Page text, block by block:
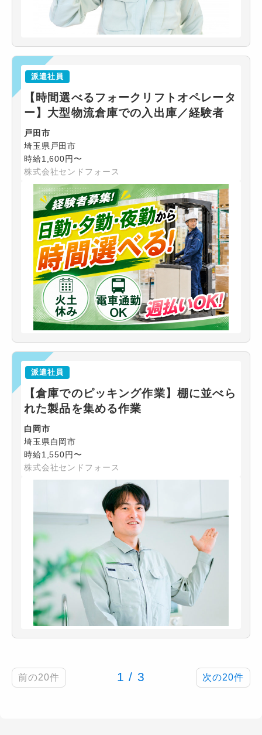
派遣社員
【時間選べるフォークリフトオペレータ
ー】大型物流倉庫での入出庫／経験者
戸田市
埼玉県戸田市
時給1,600円〜
株式会社センドフォース
派遣社員
【倉庫でのピッキング作業】棚に並べら
れた製品を集める作業
白岡市
埼玉県白岡市
時給1,550円〜
株式会社センドフォース
前の20件 1 / 3 次の20件